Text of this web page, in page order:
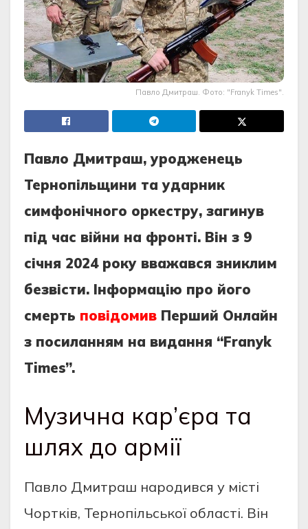
Павло Дмитраш. Фото: "Franyk Times".
Павло Дмитраш, уродженець
Тернопільщини та ударник
симфонічного оркестру, загинув
під час війни на фронті. Він з 9
січня 2024 року вважався зниклим
безвісти. Інформацію про його
смерть повідомив Перший Онлайн
з посиланням на видання “Franyk
Times”.
Музична кар’єра та
шлях до армії
Павло Дмитраш народився у місті
Чортків, Тернопільської області. Він